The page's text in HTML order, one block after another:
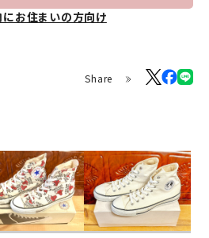
にお住まいの方向け
Share